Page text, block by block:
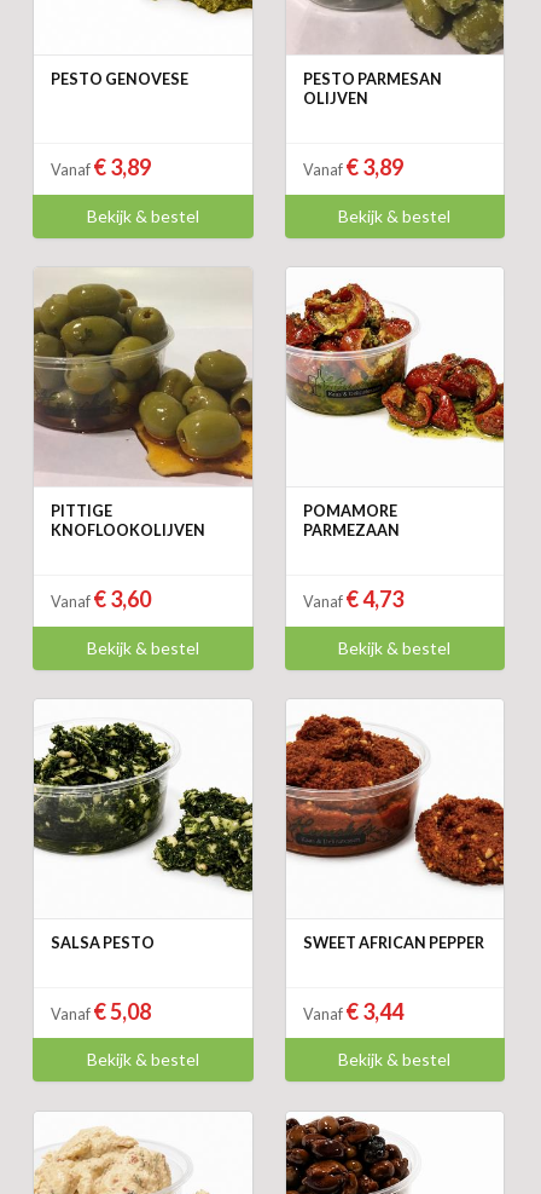
PESTO GENOVESE
Vanaf € 3,89
Bekijk & bestel
PESTO PARMESAN
OLIJVEN
Vanaf € 3,89
Bekijk & bestel
PITTIGE
KNOFLOOKOLIJVEN
Vanaf € 3,60
Bekijk & bestel
POMAMORE
PARMEZAAN
Vanaf € 4,73
Bekijk & bestel
SALSA PESTO
Vanaf € 5,08
Bekijk & bestel
SWEET AFRICAN PEPPER
Vanaf € 3,44
Bekijk & bestel